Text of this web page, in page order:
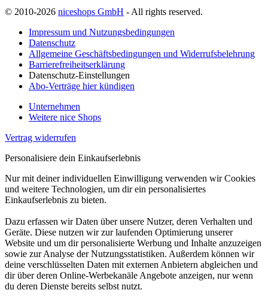
© 2010-2026 niceshops GmbH - All rights reserved.
Impressum und Nutzungsbedingungen
Datenschutz
Allgemeine Geschäftsbedingungen und Widerrufsbelehrung
Barrierefreiheitserklärung
Datenschutz-Einstellungen
Abo-Verträge hier kündigen
Unternehmen
Weitere nice Shops
Vertrag widerrufen
Personalisiere dein Einkaufserlebnis
Nur mit deiner individuellen Einwilligung verwenden wir Cookies
und weitere Technologien, um dir ein personalisiertes
Einkaufserlebnis zu bieten.
Dazu erfassen wir Daten über unsere Nutzer, deren Verhalten und
Geräte. Diese nutzen wir zur laufenden Optimierung unserer
Website und um dir personalisierte Werbung und Inhalte anzuzeigen
sowie zur Analyse der Nutzungsstatistiken. Außerdem können wir
deine verschlüsselten Daten mit externen Anbietern abgleichen und
dir über deren Online-Werbekanäle Angebote anzeigen, nur wenn
du deren Dienste bereits selbst nutzt.